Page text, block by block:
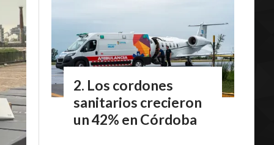
Los cordones
sanitarios crecieron
un 42% en Córdoba